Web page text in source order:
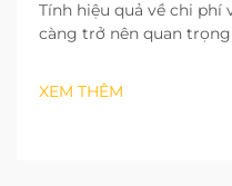
Tính hiệu quả về chi phí
càng trở nên quan
hiệu quả vận hành cũng
chạy gas LPG mang lại
XEM THÊM